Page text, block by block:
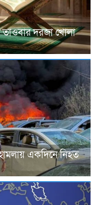
তাওবার দরজা খোলা
একদিনে নিহত